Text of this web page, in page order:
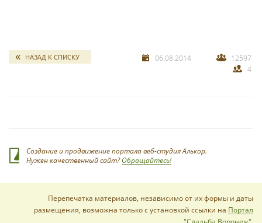
*
*
НАЗАД К СПИСКУ 06.08.2014
12597
4
Создание и продвижение портала веб-студия Алькор.
Нужен качественный сайт?Обращайтесь!
Перепечатка материалов, независимо от их формы и даты
размещения, возможна только с установкой ссылки на Портал